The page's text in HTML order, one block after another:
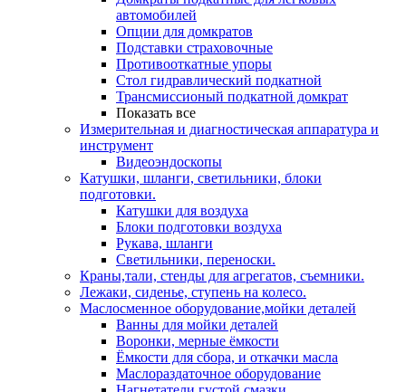
автомобилей
Опции для домкратов
Подставки страховочные
Противооткатные упоры
Стол гидравлический подкатной
Трансмиссионый подкатной домкрат
Показать все
Измерительная и диагностическая аппаратура и
инструмент
Видеоэндоскопы
Катушки, шланги, светильники, блоки
подготовки.
Катушки для воздуха
Блоки подготовки воздуха
Рукава, шланги
Светильники, переноски.
Краны,тали, стенды для агрегатов, съемники.
Лежаки, сиденье, ступень на колесо.
Маслосменное оборудование,мойки деталей
Ванны для мойки деталей
Воронки, мерные ёмкости
Ёмкости для сбора, и откачки масла
Маслораздаточное оборудование